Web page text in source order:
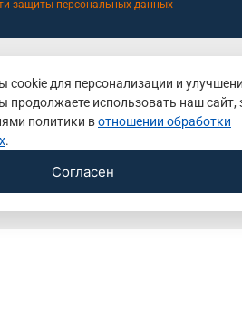
защиты персональных данных
для персонализации и
продолжаете использовать наш сайт,
политики вотношении обработки
.
Согласен